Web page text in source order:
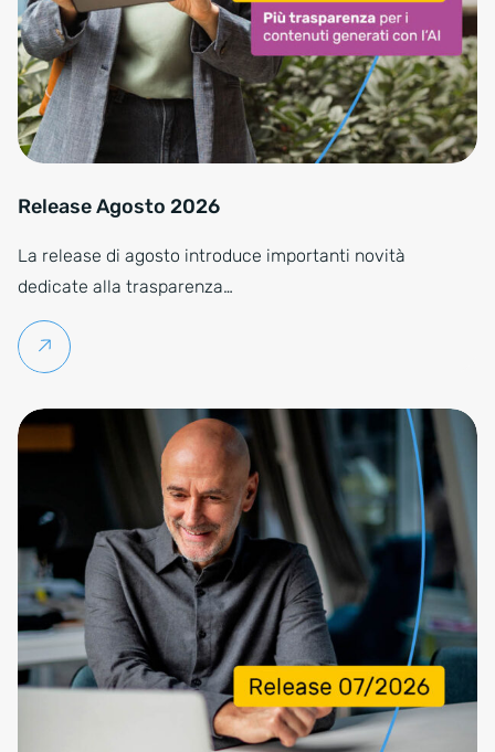
Release Agosto 2026
La release di agosto introduce importanti novità
dedicate alla trasparenza…
Per saperne di più